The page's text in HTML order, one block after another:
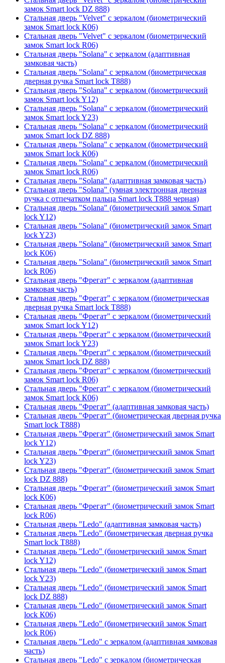
замок Smart lock DZ 888)
Стальная дверь "Velvet" с зеркалом (биометрический
замок Smart lock К06)
Стальная дверь "Velvet" с зеркалом (биометрический
замок Smart lock R06)
Стальная дверь "Solana" с зеркалом (адаптивная
замковая часть)
Стальная дверь "Solana" с зеркалом (биометрическая
дверная ручка Smart lock T888)
Стальная дверь "Solana" с зеркалом (биометрический
замок Smart lock Y12)
Стальная дверь "Solana" с зеркалом (биометрический
замок Smart lock Y23)
Стальная дверь "Solana" с зеркалом (биометрический
замок Smart lock DZ 888)
Стальная дверь "Solana" с зеркалом (биометрический
замок Smart lock К06)
Стальная дверь "Solana" с зеркалом (биометрический
замок Smart lock R06)
Стальная дверь "Solana" (адаптивная замковая часть)
Стальная дверь "Solana" (умная электронная дверная
ручка с отпечатком пальца Smart lock T888 черная)
Стальная дверь "Solana" (биометрический замок Smart
lock Y12)
Стальная дверь "Solana" (биометрический замок Smart
lock Y23)
Стальная дверь "Solana" (биометрический замок Smart
lock К06)
Стальная дверь "Solana" (биометрический замок Smart
lock R06)
Стальная дверь "Фрегат" с зеркалом (адаптивная
замковая часть)
Стальная дверь "Фрегат" с зеркалом (биометрическая
дверная ручка Smart lock T888)
Стальная дверь "Фрегат" с зеркалом (биометрический
замок Smart lock Y12)
Стальная дверь "Фрегат" с зеркалом (биометрический
замок Smart lock Y23)
Стальная дверь "Фрегат" с зеркалом (биометрический
замок Smart lock DZ 888)
Стальная дверь "Фрегат" с зеркалом (биометрический
замок Smart lock R06)
Стальная дверь "Фрегат" с зеркалом (биометрический
замок Smart lock К06)
Стальная дверь "Фрегат" (адаптивная замковая часть)
Стальная дверь "Фрегат" (биометрическая дверная ручка
Smart lock T888)
Стальная дверь "Фрегат" (биометрический замок Smart
lock Y12)
Стальная дверь "Фрегат" (биометрический замок Smart
lock Y23)
Стальная дверь "Фрегат" (биометрический замок Smart
lock DZ 888)
Стальная дверь "Фрегат" (биометрический замок Smart
lock К06)
Стальная дверь "Фрегат" (биометрический замок Smart
lock R06)
Стальная дверь "Ledo" (адаптивная замковая часть)
Стальная дверь "Ledo" (биометрическая дверная ручка
Smart lock T888)
Стальная дверь "Ledo" (биометрический замок Smart
lock Y12)
Стальная дверь "Ledo" (биометрический замок Smart
lock Y23)
Стальная дверь "Ledo" (биометрический замок Smart
lock DZ 888)
Стальная дверь "Ledo" (биометрический замок Smart
lock К06)
Стальная дверь "Ledo" (биометрический замок Smart
lock R06)
Стальная дверь "Ledo" с зеркалом (адаптивная замковая
часть)
Стальная дверь "Ledo" с зеркалом (биометрическая